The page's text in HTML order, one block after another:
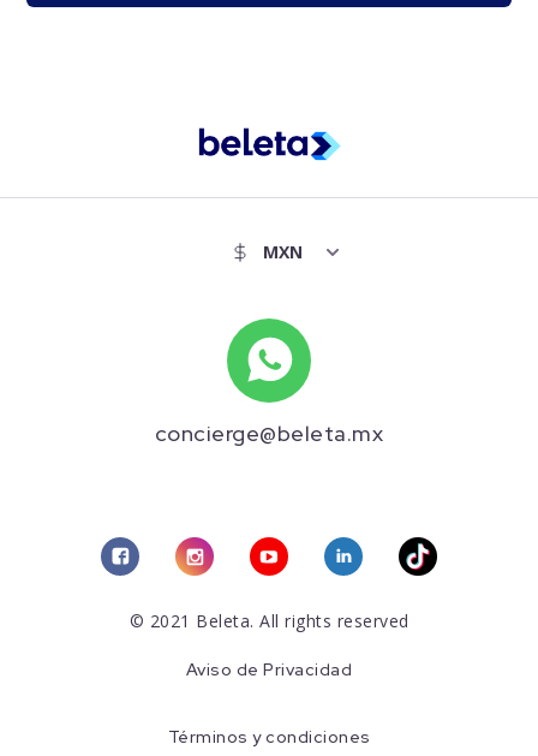
concierge@beleta.mx
© 2021 Beleta. All rights reserved
Aviso de Privacidad
Términos y condiciones